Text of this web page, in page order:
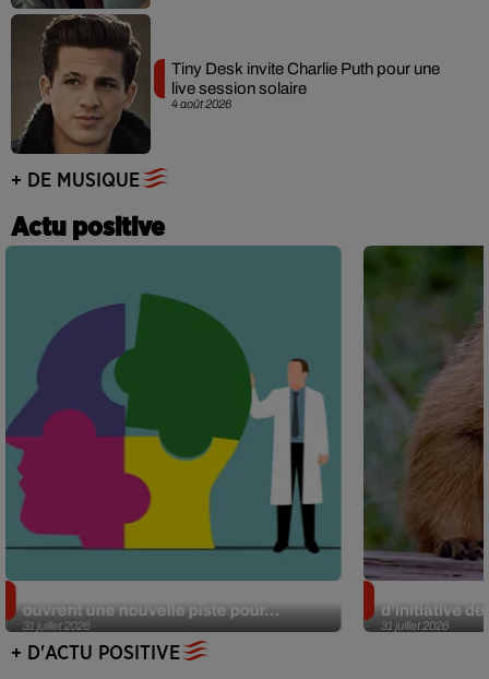
4 août 2026
Tiny Desk invite Charlie Puth pour une
live session solaire
+ DE MUSIQUE
Actu positive
31 juillet 2026
ouvrent une nouvelle piste pour...
31 juillet 2026
d’initiative
+ D'ACTU POSITIVE